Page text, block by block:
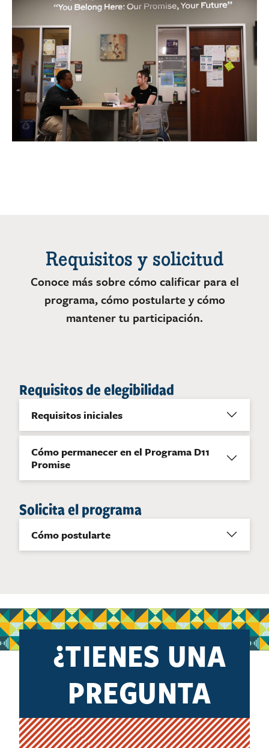
Requisitos y solicitud
Conoce más sobre cómo calificar para el
programa, cómo postularte y cómo
mantener tu participación.
Requisitos de elegibilidad
Requisitos iniciales
Cómo permanecer en el Programa D11
Promise
Solicita el programa
Cómo postularte
¿TIENES UNA
PREGUNTA
SOBRE D11